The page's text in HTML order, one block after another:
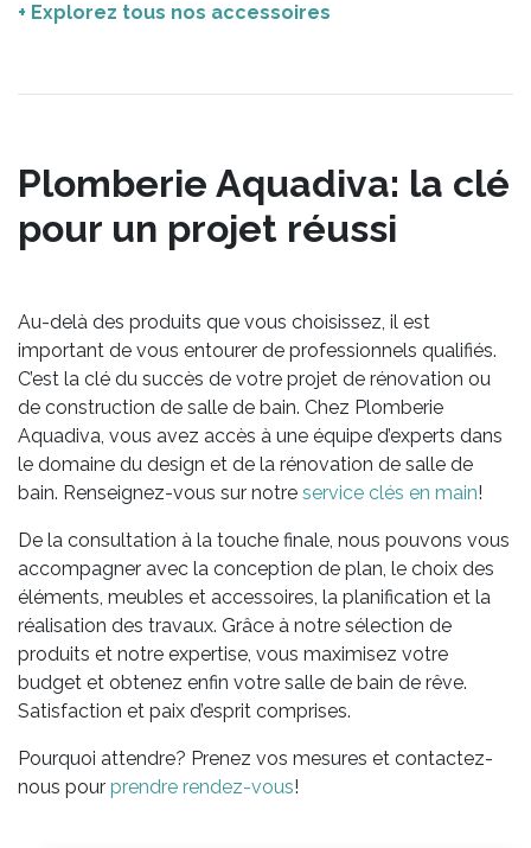
+ Explorez tous nos accessoires
Plomberie Aquadiva: la clé
pour un projet réussi
Au-delà des produits que vous choisissez, il est
important de vous entourer de professionnels qualifiés.
C’est la clé du succès de votre projet de rénovation ou
de construction de salle de bain. Chez Plomberie
Aquadiva, vous avez accès à une équipe d’experts dans
le domaine du design et de la rénovation de salle de
bain. Renseignez-vous sur notre service clés en main!
De la consultation à la touche finale, nous pouvons vous
accompagner avec la conception de plan, le choix des
éléments, meubles et accessoires, la planification et la
réalisation des travaux. Grâce à notre sélection de
produits et notre expertise, vous maximisez votre
budget et obtenez enfin votre salle de bain de rêve.
Satisfaction et paix d’esprit comprises.
Pourquoi attendre? Prenez vos mesures et contactez-
nous pour prendre rendez-vous!